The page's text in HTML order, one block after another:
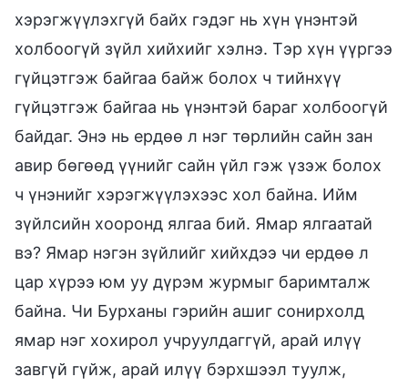
хэрэгжүүлэхгүй байх гэдэг нь хүн үнэнтэй
холбоогүй зүйл хийхийг хэлнэ. Тэр хүн үүргээ
гүйцэтгэж байгаа байж болох ч тийнхүү
гүйцэтгэж байгаа нь үнэнтэй бараг холбоогүй
байдаг. Энэ нь ердөө л нэг төрлийн сайн зан
авир бөгөөд үүнийг сайн үйл гэж үзэж болох
ч үнэнийг хэрэгжүүлэхээс хол байна. Ийм
зүйлсийн хооронд ялгаа бий. Ямар ялгаатай
вэ? Ямар нэгэн зүйлийг хийхдээ чи ердөө л
цар хүрээ юм уу дүрэм журмыг баримталж
байна. Чи Бурханы гэрийн ашиг сонирхолд
ямар нэг хохирол учруулдаггүй, арай илүү
завгүй гүйж, арай илүү бэрхшээл туулж,